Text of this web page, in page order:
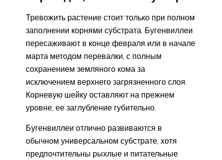
Тревожить растение стоит только при полном
заполнении корнями субстрата. Бугенвиллеи
пересаживают в конце февраля или в начале
марта методом перевалки, с полным
сохранением земляного кома за
исключением верхнего загрязненного слоя.
Корневую шейку оставляют на прежнем
уровне, ее заглубление губительно.
Бугенвиллеи отлично развиваются в
обычном универсальном субстрате, хотя
предпочтительны рыхлые и питательные